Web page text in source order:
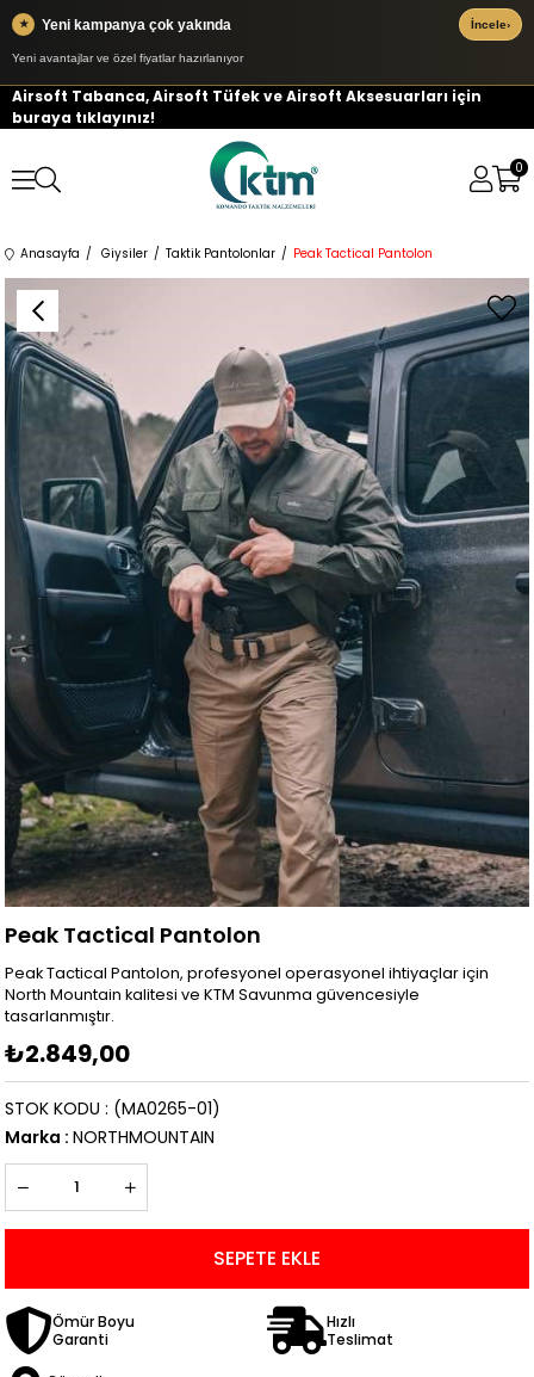
★ Yeni kampanya çok yakında
Yeni avantajlar ve özel fiyatlar hazırlanıyor
İncele›
Airsoft Tabanca, Airsoft Tüfek ve Airsoft Aksesuarları için
buraya tıklayınız!
0
Anasayfa Giysiler Taktik Pantolonlar Peak Tactical Pantolon
Peak Tactical Pantolon
Peak Tactical Pantolon, profesyonel operasyonel ihtiyaçlar için
North Mountain kalitesi ve KTM Savunma güvencesiyle
tasarlanmıştır.
₺2.849,00
(MA0265-01)
STOK KODU
Marka : NORTHMOUNTAIN
Ömür Boyu
Garanti
Hızlı
Teslimat